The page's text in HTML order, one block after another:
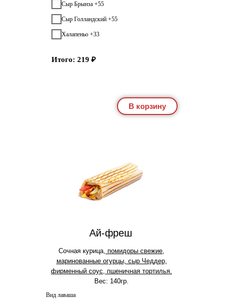
Сыр Брынза +55
Сыр Голландский +55
Халапеньо +33
Итого: 219 ₽
В корзину
Вид лаваша
Сочная курица , помидоры свежие,
маринованные огурцы, сыр Чеддер,
фирменный соус, пшеничная тортилья.
Вес: 140гр.
Ай-фреш